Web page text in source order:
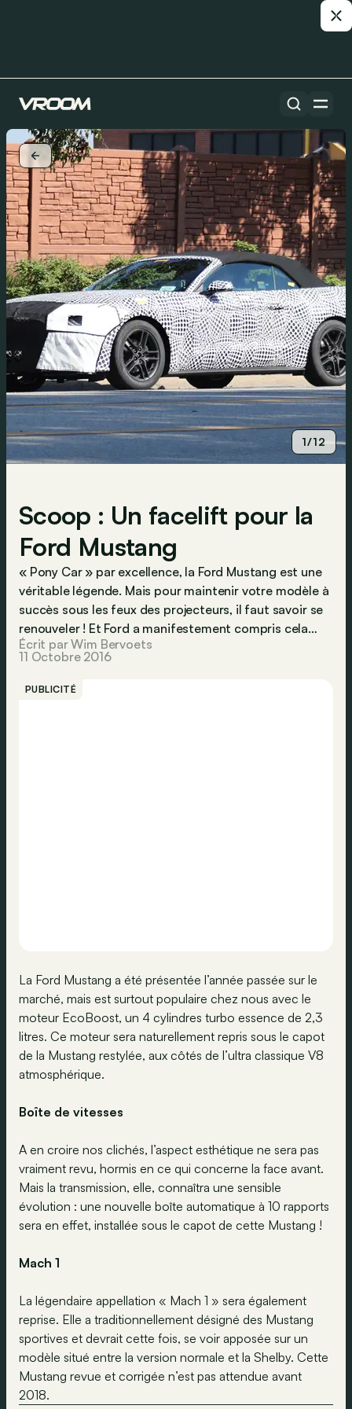
1/12
Scoop : Un facelift pour la
Ford Mustang
« Pony Car » par excellence, la Ford Mustang est une
véritable légende. Mais pour maintenir votre modèle à
succès sous les feux des projecteurs, il faut savoir se
renouveler ! Et Ford a manifestement compris cela…
Écrit par Wim Bervoets
11 Octobre 2016
PUBLICITÉ
La Ford Mustang a été présentée l’année passée sur le
marché, mais est surtout populaire chez nous avec le
moteur EcoBoost, un 4 cylindres turbo essence de 2,3
litres. Ce moteur sera naturellement repris sous le capot
de la Mustang restylée, aux côtés de l’ultra classique V8
atmosphérique.
Boîte de vitesses
A en croire nos clichés, l’aspect esthétique ne sera pas
vraiment revu, hormis en ce qui concerne la face avant.
Mais la transmission, elle, connaîtra une sensible
évolution : une nouvelle boîte automatique à 10 rapports
sera en effet, installée sous le capot de cette Mustang !
Mach 1
La légendaire appellation « Mach 1 » sera également
reprise. Elle a traditionnellement désigné des Mustang
sportives et devrait cette fois, se voir apposée sur un
modèle situé entre la version normale et la Shelby. Cette
Mustang revue et corrigée n’est pas attendue avant
2018.